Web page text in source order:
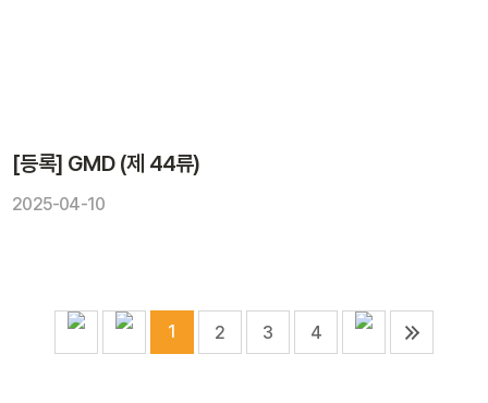
[등록] GMD (제 44류)
2025-04-10
1 2 3 4